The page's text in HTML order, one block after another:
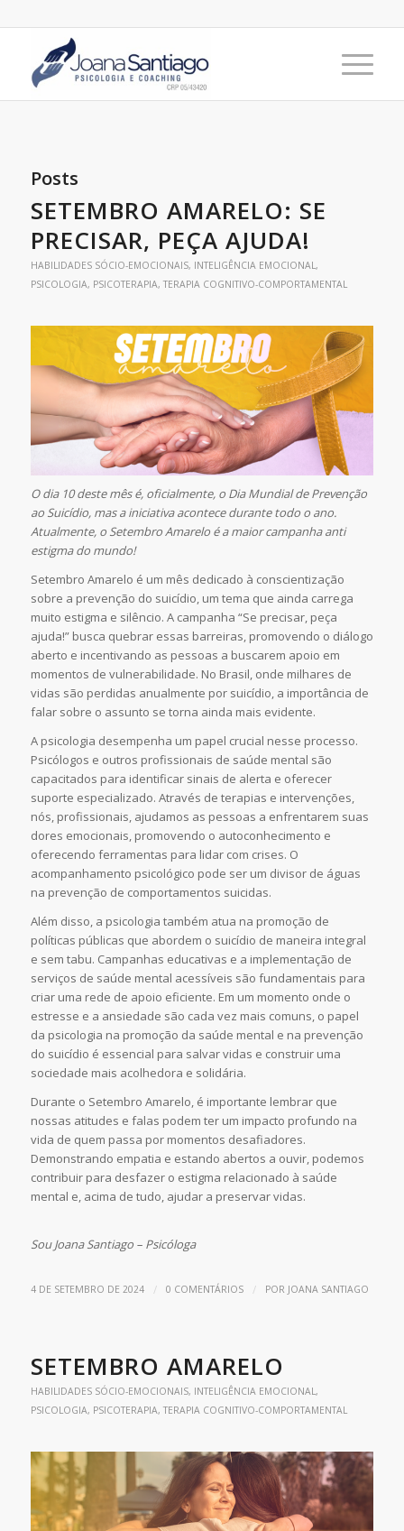
Posts
SETEMBRO AMARELO: SE
PRECISAR, PEÇA AJUDA!
HABILIDADES SÓCIO-EMOCIONAIS, INTELIGÊNCIA EMOCIONAL,
PSICOLOGIA, PSICOTERAPIA, TERAPIA COGNITIVO-COMPORTAMENTAL
O dia 10 deste mês é, oficialmente, o Dia Mundial de Prevenção
ao Suicídio, mas a iniciativa acontece durante todo o ano.
Atualmente, o Setembro Amarelo é a maior campanha anti
estigma do mundo!
Setembro Amarelo é um mês dedicado à conscientização
sobre a prevenção do suicídio, um tema que ainda carrega
muito estigma e silêncio. A campanha “Se precisar, peça
ajuda!” busca quebrar essas barreiras, promovendo o diálogo
aberto e incentivando as pessoas a buscarem apoio em
momentos de vulnerabilidade. No Brasil, onde milhares de
vidas são perdidas anualmente por suicídio, a importância de
falar sobre o assunto se torna ainda mais evidente.
A psicologia desempenha um papel crucial nesse processo.
Psicólogos e outros profissionais de saúde mental são
capacitados para identificar sinais de alerta e oferecer
suporte especializado. Através de terapias e intervenções,
nós, profissionais, ajudamos as pessoas a enfrentarem suas
dores emocionais, promovendo o autoconhecimento e
oferecendo ferramentas para lidar com crises. O
acompanhamento psicológico pode ser um divisor de águas
na prevenção de comportamentos suicidas.
Além disso, a psicologia também atua na promoção de
políticas públicas que abordem o suicídio de maneira integral
e sem tabu. Campanhas educativas e a implementação de
serviços de saúde mental acessíveis são fundamentais para
criar uma rede de apoio eficiente. Em um momento onde o
estresse e a ansiedade são cada vez mais comuns, o papel
da psicologia na promoção da saúde mental e na prevenção
do suicídio é essencial para salvar vidas e construir uma
sociedade mais acolhedora e solidária.
Durante o Setembro Amarelo, é importante lembrar que
nossas atitudes e falas podem ter um impacto profundo na
vida de quem passa por momentos desafiadores.
Demonstrando empatia e estando abertos a ouvir, podemos
contribuir para desfazer o estigma relacionado à saúde
mental e, acima de tudo, ajudar a preservar vidas.
Sou Joana Santiago – Psicóloga
4 DE SETEMBRO DE 2024 / 0 COMENTÁRIOS / POR JOANA SANTIAGO
SETEMBRO AMARELO
HABILIDADES SÓCIO-EMOCIONAIS, INTELIGÊNCIA EMOCIONAL,
PSICOLOGIA, PSICOTERAPIA, TERAPIA COGNITIVO-COMPORTAMENTAL